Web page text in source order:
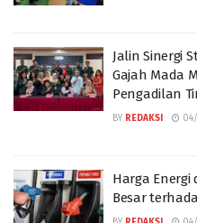
Jalin Sinergi
Gajah Mada
Pengadilan
BY REDAKSI
Harga
Besar